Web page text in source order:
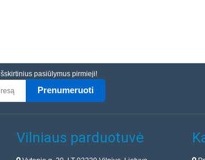
pasiūlymus pirmieji!
Prenumeruoti
Vilniaus parduotuvė